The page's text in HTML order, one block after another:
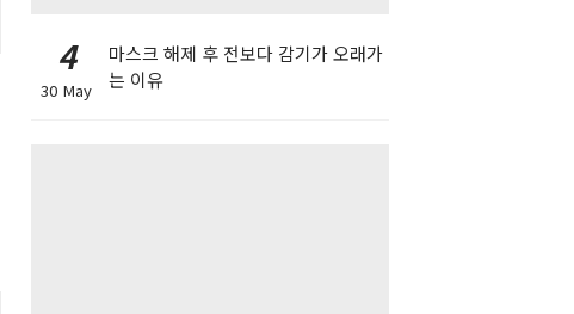
4
30 May
마스크 해제 후 전보다 감기가 오래가
는 이유